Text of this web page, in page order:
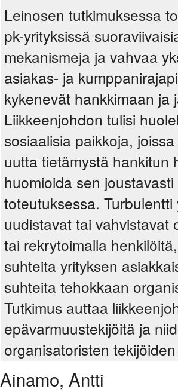
Leinosen tutkimuksessa
pk-yrityksissä
mekanismeja ja vahvaa
asiakas- ja
kykenevät hankkimaan ja
Liikkeenjohdon tulisi
sosiaalisia paikkoja,
uutta tietämystä hankitun
huomioida sen
toteutuksessa.
uudistavat tai vahvistavat
tai rekrytoimalla
suhteita yrityksen
suhteita tehokkaan
Tutkimus auttaa
epävarmuustekijöitä ja
organisatoristen
Ainamo, Antti